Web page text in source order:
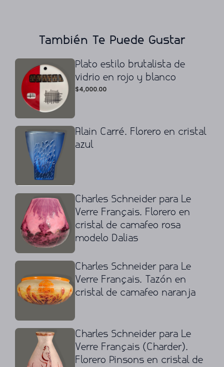
También Te Puede Gustar
Plato estilo brutalista de
vidrio en rojo y blanco
$4,000.00
Alain Carré. Florero en cristal
azul
Charles Schneider para Le
Verre Français. Florero en
cristal de camafeo rosa
modelo Dalias
Charles Schneider para Le
Verre Français. Tazón en
cristal de camafeo naranja
Charles Schneider para Le
Verre Français (Charder).
Florero Pinsons en cristal de